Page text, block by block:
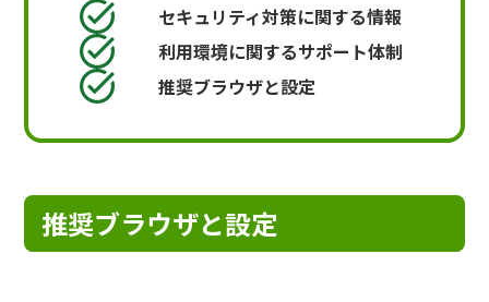
セキュリティ対策に関する情報
利用環境に関するサポート体制
推奨ブラウザと設定
推奨ブラウザと設定